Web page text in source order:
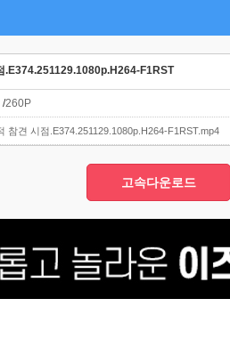
.E374.251129.1080p.H264-F1RST
/260P
참견 시점.E374.251129.1080p.H264-F1RST.mp4
고속다운로드